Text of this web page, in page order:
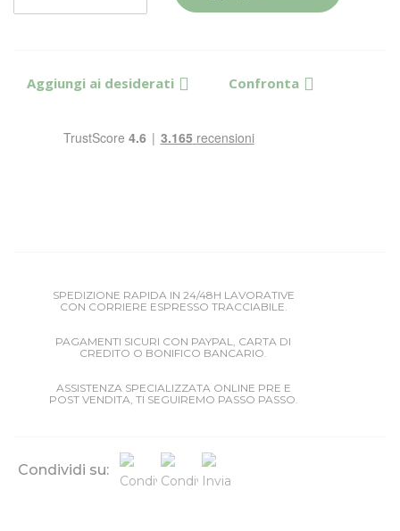
Aggiungi ai desiderati Confronta
SPEDIZIONE RAPIDA IN 24/48H LAVORATIVE
CON CORRIERE ESPRESSO TRACCIABILE.
PAGAMENTI SICURI CON PAYPAL, CARTA DI
CREDITO O BONIFICO BANCARIO.
ASSISTENZA SPECIALIZZATA ONLINE PRE E
POST VENDITA, TI SEGUIREMO PASSO PASSO.
Condividi su: